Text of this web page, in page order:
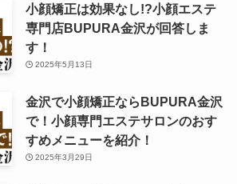
小顔矯正は効果なし!?小顔エステ
専門店BUPURA金沢が回答しま
す！
2025年5月13日
金沢で小顔矯正ならBUPURA金沢
で！小顔専門エステサロンのおす
すめメニューを紹介！
2025年3月29日